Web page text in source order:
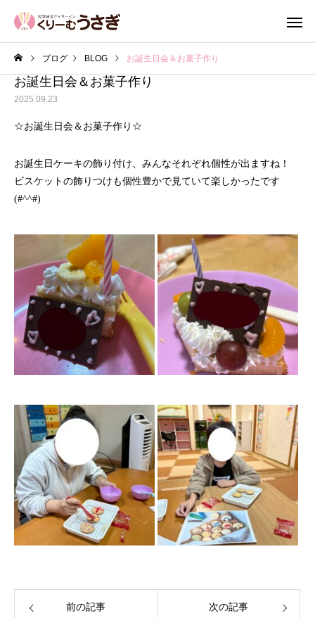
ブログ BLOG お誕生日会＆お菓子作り
お誕生日会＆お菓子作り
2025.09.23
☆お誕生日会＆お菓子作り☆
お誕生日ケーキの飾り付け、みんなそれぞれ個性が出ますね！
ビスケットの飾りつけも個性豊かで見ていて楽しかったです
(#^^#)
前の記事 次の記事